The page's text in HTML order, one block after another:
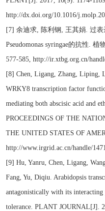
http://dx.doi.org/10.1016/
[7] 余迪求, 陈利钢, 王其娟. 过
Pseudomonas syringae的抗性.
577-585, http://ir.xtbg.org.cn/
[8] Chen, Ligang, Zhang, Liping,
WRKY8 transcription factor
mediating both abscisic acid and
PROCEEDINGS OF THE
THE UNITED STATES OF
http://www.irgrid.ac.cn/handle/
[9] Hu, Yanru, Chen, Ligang,
Fang, Yu, Diqiu. Arabidopsis
antagonistically with its
tolerance. PLANT JOURNAL[J].